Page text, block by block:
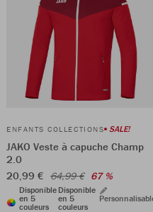
ENFANTS COLLECTIONS SALE!
JAKO Veste à capuche Champ
2.0
20,99 € 64,99 € 67 %
Disponible
en 5
couleurs
Disponible
en 5
couleurs